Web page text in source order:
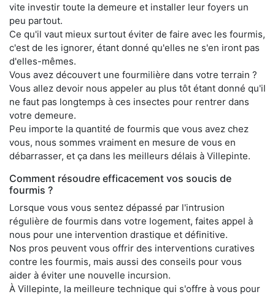
vite investir toute la demeure et installer leur foyers un
peu partout.
Ce qu'il vaut mieux surtout éviter de faire avec les fourmis,
c'est de les ignorer, étant donné qu'elles ne s'en iront pas
d'elles-mêmes.
Vous avez découvert une fourmilière dans votre terrain ?
Vous allez devoir nous appeler au plus tôt étant donné qu'il
ne faut pas longtemps à ces insectes pour rentrer dans
votre demeure.
Peu importe la quantité de fourmis que vous avez chez
vous, nous sommes vraiment en mesure de vous en
débarrasser, et ça dans les meilleurs délais à Villepinte.
Comment résoudre efficacement vos soucis de
fourmis ?
Lorsque vous vous sentez dépassé par l'intrusion
régulière de fourmis dans votre logement, faites appel à
nous pour une intervention drastique et définitive.
Nos pros peuvent vous offrir des interventions curatives
contre les fourmis, mais aussi des conseils pour vous
aider à éviter une nouvelle incursion.
À Villepinte, la meilleure technique qui s'offre à vous pour